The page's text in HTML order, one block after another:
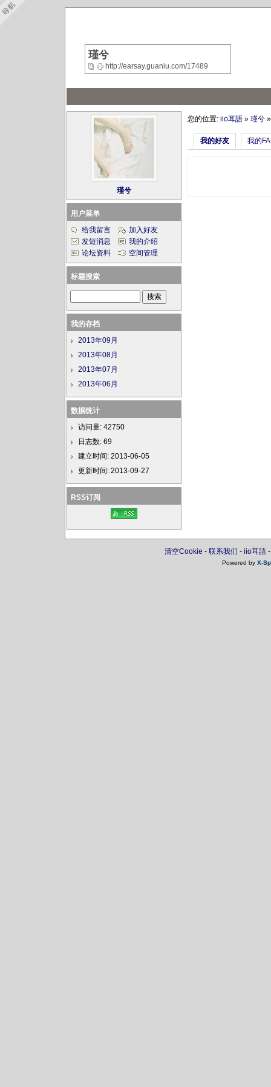
瑾兮
http://earsay.guaniu.com/17489
您的位置: iio耳語 » 瑾兮
我的好友 我的
瑾兮
用户菜单
给我留言
加入好友
发短消息
我的介绍
论坛资料
空间管理
标题搜索
我的存档
2013年09月
2013年08月
2013年07月
2013年06月
数据统计
访问量: 42750
日志数: 69
建立时间: 2013-06-05
更新时间: 2013-09-27
RSS订阅
清空Cookie - 联系我们 - iio耳語
Powered by X-